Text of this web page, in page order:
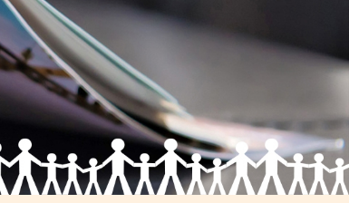
Schließen
Schließen
Schließen